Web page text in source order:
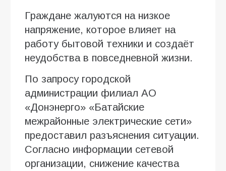
Граждане жалуются на низкое
напряжение, которое влияет на
работу бытовой техники и создаёт
неудобства в повседневной жизни.
По запросу городской
администрации филиал АО
«Донэнерго» «Батайские
межрайонные электрические сети»
предоставил разъяснения ситуации.
Согласно информации сетевой
организации, снижение качества